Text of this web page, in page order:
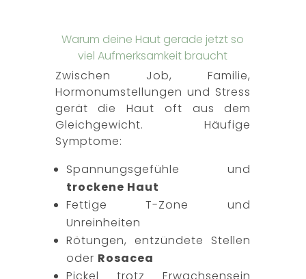
Warum deine Haut gerade jetzt so
viel Aufmerksamkeit braucht
Zwischen Job, Familie,
Hormonumstellungen und Stress
gerät die Haut oft aus dem
Gleichgewicht. Häufige
Symptome:
Spannungsgefühle und
trockene Haut
Fettige T-Zone und
Unreinheiten
Rötungen, entzündete Stellen
oder Rosacea